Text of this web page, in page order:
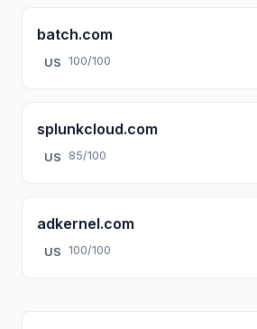
batch.com
US 100/100
splunkcloud.com
US 85/100
adkernel.com
US 100/100